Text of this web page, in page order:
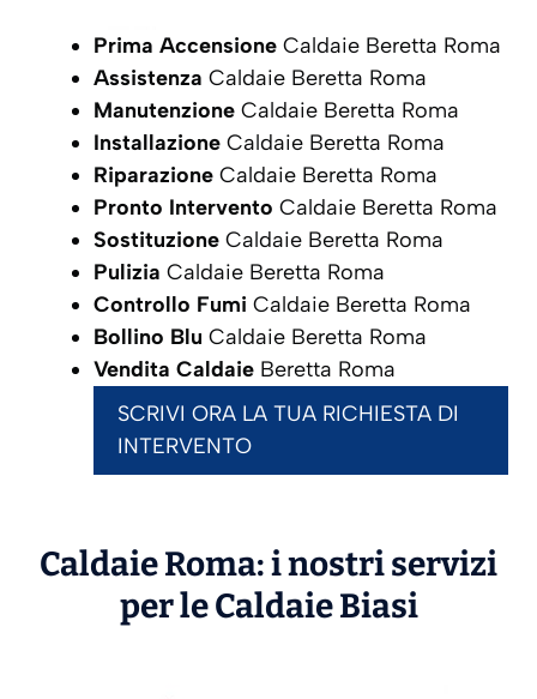
Prima Accensione Caldaie Beretta Roma
Assistenza Caldaie Beretta Roma
Manutenzione Caldaie Beretta Roma
Installazione Caldaie Beretta Roma
Riparazione Caldaie Beretta Roma
Pronto Intervento Caldaie Beretta Roma
Sostituzione Caldaie Beretta Roma
Pulizia Caldaie Beretta Roma
Controllo Fumi Caldaie Beretta Roma
Bollino Blu Caldaie Beretta Roma
Vendita Caldaie Beretta Roma
SCRIVI ORA LA TUA RICHIESTA DI
INTERVENTO
Caldaie Roma: i nostri servizi
per le CaldaieBiasi